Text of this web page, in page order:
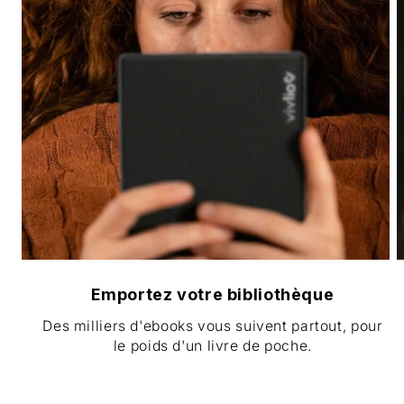
Emportez votre bibliothèque
Des milliers d'ebooks vous suivent partout, pour
le poids d'un livre de poche.